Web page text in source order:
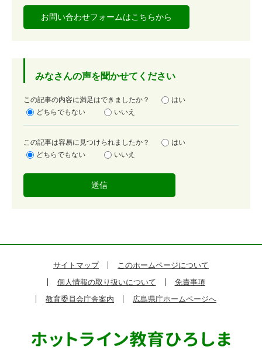
お問い合わせフォームはこちらから
みなさんの声を聞かせてください
満
足
この記事の内容に満足はできましたか？
はい
どちらでもない
いいえ
容
易
この記事は容易に見つけられましたか？
はい
どちらでもない
いいえ
サイトマップ
このホームページについて
個人情報の取り扱いについて
免責事項
教育委員会庁舎案内
広島県庁ホームページへ